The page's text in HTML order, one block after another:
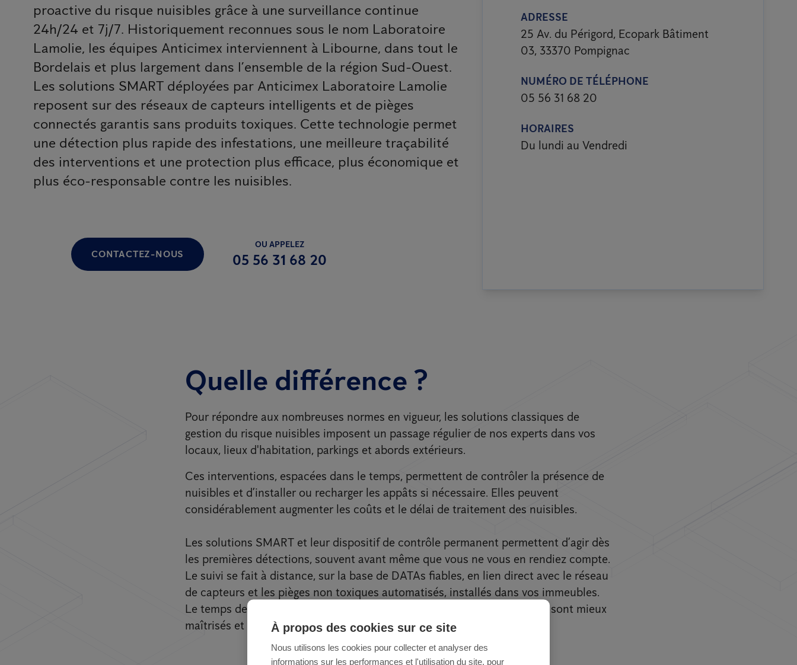
proactive du risque nuisibles grâce à une surveillance continue
24h/24 et 7j/7. Historiquement reconnues sous le nom Laboratoire
Lamolie, les équipes Anticimex interviennent à Libourne, dans tout le
Bordelais et plus largement dans l’ensemble de la région Sud-Ouest.
Les solutions SMART déployées par Anticimex Laboratoire Lamolie
reposent sur des réseaux de capteurs intelligents et de pièges
connectés garantis sans produits toxiques. Cette technologie permet
une détection plus rapide des infestations, une meilleure traçabilité
des interventions et une protection plus efficace, plus économique et
plus éco-responsable contre les nuisibles.
CONTACTEZ-NOUS
OU APPELEZ
05 56 31 68 20
ADRESSE
25 Av. du Périgord, Ecopark Bâtiment
03, 33370 Pompignac
NUMÉRO DE TÉLÉPHONE
05 56 31 68 20
HORAIRES
Du lundi au Vendredi
Quelle différence ?
Pour répondre aux nombreuses normes en vigueur, les solutions classiques de
gestion du risque nuisibles imposent un passage régulier de nos experts dans vos
locaux, lieux d'habitation, parkings et abords extérieurs.
Ces interventions, espacées dans le temps, permettent de contrôler la présence de
nuisibles et d’installer ou recharger les appâts si nécessaire. Elles peuvent
considérablement augmenter les coûts et le délai de traitement des nuisibles.
Les solutions SMART et leur dispositif de contrôle permanent permettent d’agir dès
les premières détections, souvent avant même que vous ne vous en rendiez compte.
Le suivi se fait à distance, sur la base de DATAs fiables, en lien direct avec le réseau
de capteurs et les pièges non toxiques automatisés, installés dans vos immeubles.
Le temps de réaction est considérablement réduit, les dégâts potentiels sont mieux
maîtrisés et nous intervenons dès que nécessaire.
À propos des cookies sur ce site
Nous utilisons les cookies pour collecter et analyser des
informations sur les performances et l'utilisation du site, pour